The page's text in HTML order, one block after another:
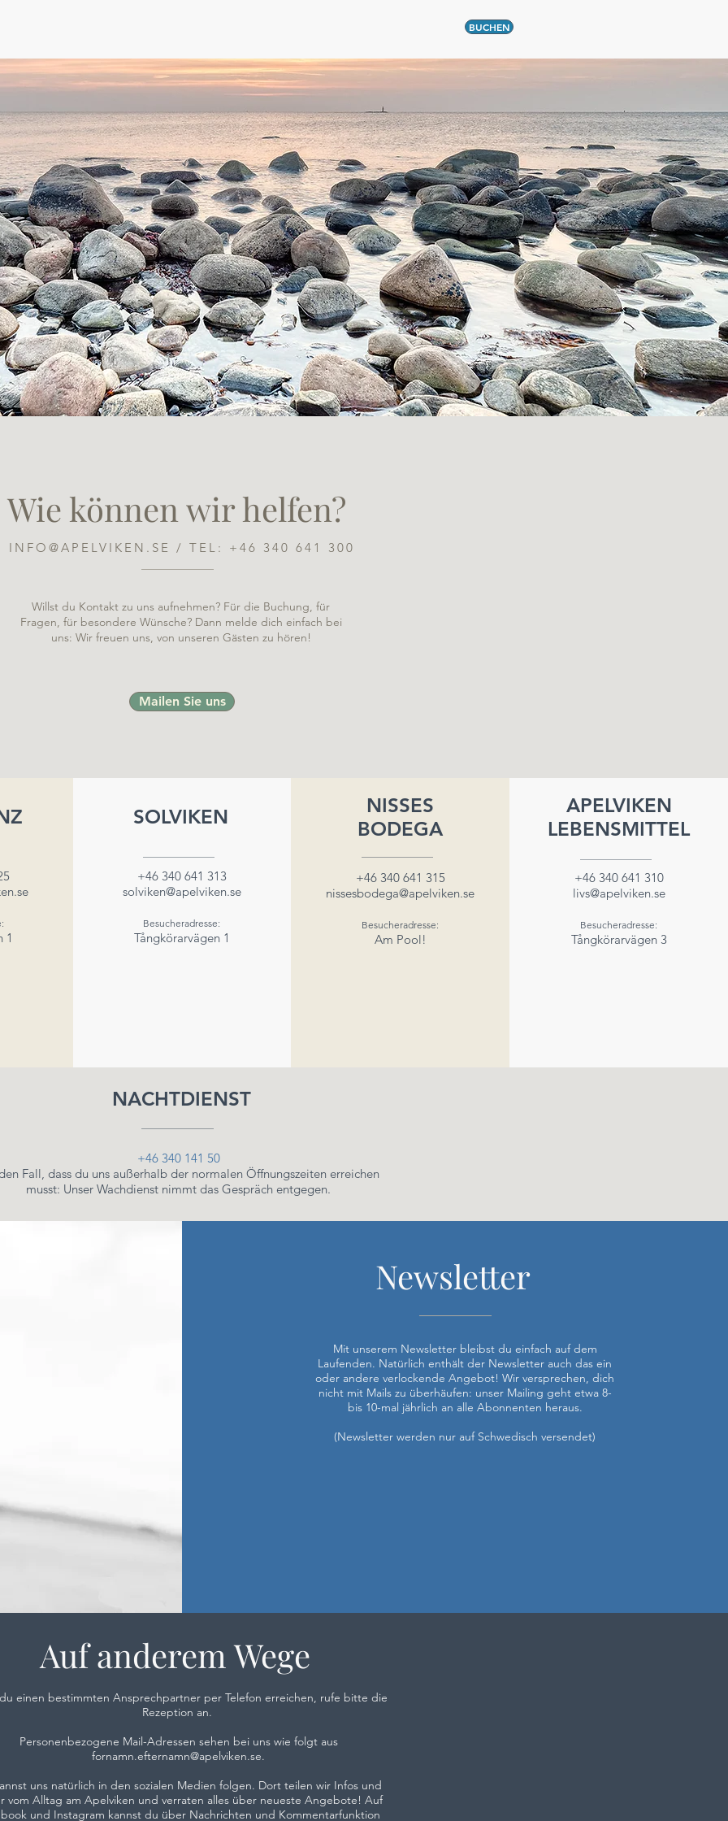
BUCHEN
Wie können wir helfen?
INFO@APELVIKEN.SE / TEL: +46 340 641 300
Willst du Kontakt zu uns aufnehmen? Für die Buchung, für
Fragen, für besondere Wünsche? Dann melde dich einfach bei
uns: Wir freuen uns, von unseren Gästen zu hören!
Mailen Sie uns
1
SOLVIKEN
+46 340 641 313
solviken@apelviken.se
Besucheradresse:
Tångkörarvägen 1
NISSES
BODEGA
+46 340 641 315
nissesbodega@apelviken.se
Besucheradresse:
Am Pool!
APELVIKEN
LEBENSMITTEL
+46 340 641 310
livs@apelviken.se
Besucheradresse:
Tångkörarvägen 3
NACHTDIENST
+46 340 141 50
Fall, dass du uns außerhalb der normalen Öffnungszeiten erreichen
musst: Unser Wachdienst nimmt das Gespräch entgegen.
Newsletter
Mit unserem Newsletter bleibst du einfach auf dem
Laufenden. Natürlich enthält der Newsletter auch das ein
oder andere verlockende Angebot! Wir versprechen, dich
nicht mit Mails zu überhäufen: unser Mailing geht etwa 8-
bis 10-mal jährlich an alle Abonnenten heraus.
(Newsletter werden nur auf Schwedisch versendet)
Auf anderem Wege
einen bestimmten Ansprechpartner per Telefon erreichen, rufe bitte die
Rezeption an.
Personenbezogene Mail-Adressen sehen bei uns wie folgt aus
fornamn.efternamn@apelviken.se.
uns natürlich in den sozialen Medien folgen. Dort teilen wir Infos und
vom Alltag am Apelviken und verraten alles über neueste Angebote! Auf
und Instagram kannst du über Nachrichten und Kommentarfunktion